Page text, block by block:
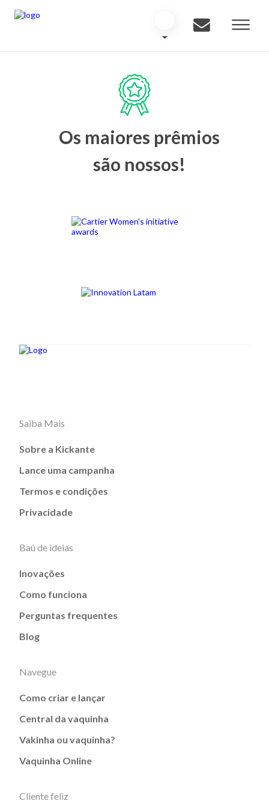
Os maiores prêmios
são nossos!
Saiba Mais
Sobre a Kickante
Lance uma campanha
Termos e condições
Privacidade
Baú de ideias
Inovações
Como funciona
Perguntas frequentes
Blog
Navegue
Como criar e lançar
Central da vaquinha
Vakinha ou vaquinha?
Vaquinha Online
Cliente feliz